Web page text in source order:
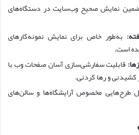
نمایش صحیح وب‌سایت در دستگاه‌های
به‌طور خاص برای نمایش نمونه‌کارهای
است.
قابلیت سفارشی‌سازی آسان صفحات وب با
کشیدنی و رها کردنی.
طرح‌هایی مخصوص آرایشگاه‌ها و سالن‌های